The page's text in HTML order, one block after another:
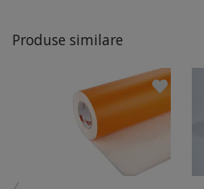
ușurință pentru a se potrivi
diferite dimensiuni. Aplicarea
cunoștințe tehnice speciale. Se
netede: - tăblia patului - uşa de
sertarelor de la birou sau
cu haine Durabil: Materialul de
puternic asigură o durată lungă
autocolantului. În plus, acesta
Produse similare